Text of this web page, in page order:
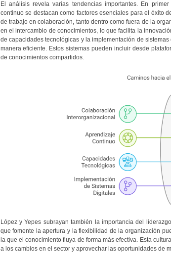
El análisis revela varias tendencias importantes. En
continuo se destacan como factores esenciales para el éxito
de trabajo en colaboración, tanto dentro como fuera de la
en el intercambio de conocimientos, lo que facilita la
de capacidades tecnológicas y la implementación de
manera eficiente. Estos sistemas pueden incluir desde
de conocimientos compartidos.
López y Yepes subrayan también la importancia del
que fomente la apertura y la flexibilidad de la organización
la que el conocimiento fluya de forma más efectiva. Esta
a los cambios en el sector y aprovechar las oportunidades de